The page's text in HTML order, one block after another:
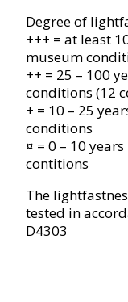
Degree of
+++ = at least
museum
++ = 25 – 100
conditions (12
+ = 10 – 25
conditions
¤ = 0 – 10
contitions
The
tested in
D4303